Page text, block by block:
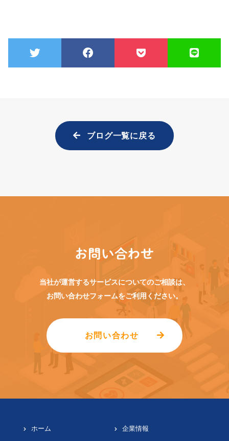
ブログ一覧に戻る
お問い合わせ
当社が運営するサービスについてのご相談は、
お問い合わせフォームをご利用ください。
お問い合わせ
ホーム 企業情報